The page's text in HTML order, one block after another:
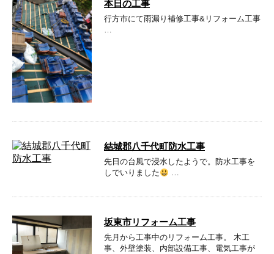
本日の工事
行方市にて雨漏り補修工事&リフォーム工事
…
結城郡八千代町防水工事
先日の台風で浸水したようで。防水工事を
しでいりました
…
坂東市リフォーム工事
先月から工事中のリフォーム工事。 木工
事、外壁塗装、内部設備工事、電気工事が